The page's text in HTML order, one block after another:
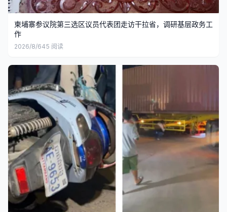
柬埔寨参议院第三选区议员代表团走访干拉省，调研基层政务工
作
2026/8/645 阅读